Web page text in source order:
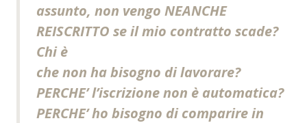
assunto, non vengo NEANCHE
REISCRITTO se il mio contratto scade?
Chi è
che non ha bisogno di lavorare?
PERCHE’ l’iscrizione non è automatica?
PERCHE’ ho bisogno di comparire in